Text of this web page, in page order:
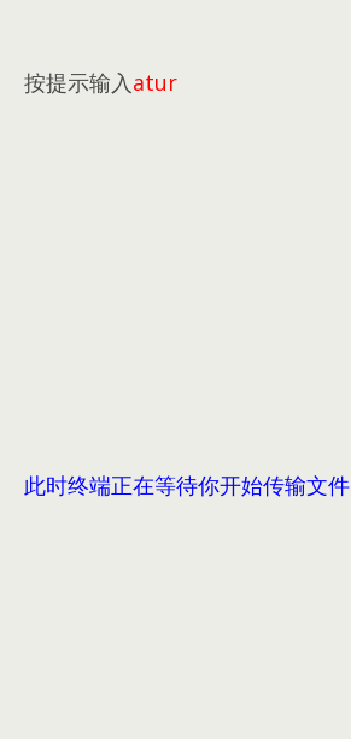
按提示输入 atur
此时终端正在等待你开始传输文件